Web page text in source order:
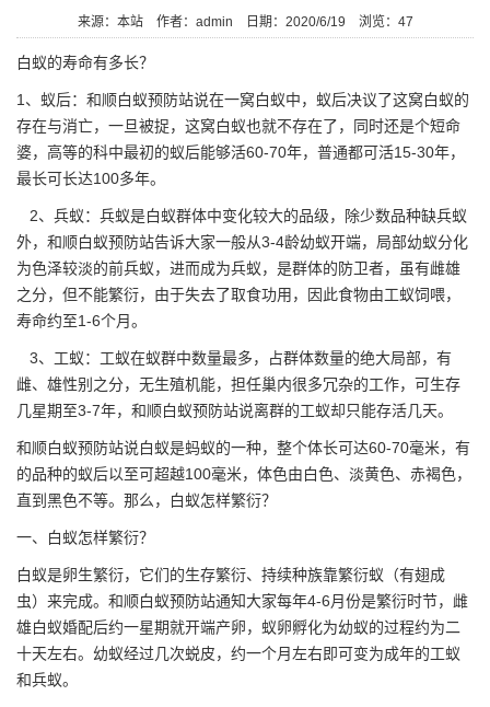
来源：本站 作者：admin 日期：2020/6/19 浏览： 47
白蚁的寿命有多长？
1、蚁后：和顺白蚁预防站说在一窝白蚁中，蚁后决议了这窝白蚁的
存在与消亡，一旦被捉，这窝白蚁也就不存在了，同时还是个短命
婆，高等的科中最初的蚁后能够活60-70年，普通都可活15-30年，
最长可长达100多年。
2、兵蚁：兵蚁是白蚁群体中变化较大的品级，除少数品种缺兵蚁
外，和顺白蚁预防站告诉大家一般从3-4龄幼蚁开端，局部幼蚁分化
为色泽较淡的前兵蚁，进而成为兵蚁，是群体的防卫者，虽有雌雄
之分，但不能繁衍，由于失去了取食功用，因此食物由工蚁饲喂，
寿命约至1-6个月。
3、工蚁：工蚁在蚁群中数量最多，占群体数量的绝大局部，有
雌、雄性别之分，无生殖机能，担任巢内很多冗杂的工作，可生存
几星期至3-7年，和顺白蚁预防站说离群的工蚁却只能存活几天。
和顺白蚁预防站说白蚁是蚂蚁的一种，整个体长可达60-70毫米，有
的品种的蚁后以至可超越100毫米，体色由白色、淡黄色、赤褐色，
直到黑色不等。那么，白蚁怎样繁衍？
一、白蚁怎样繁衍？
白蚁是卵生繁衍，它们的生存繁衍、持续种族靠繁衍蚁（有翅成
虫）来完成。和顺白蚁预防站通知大家每年4-6月份是繁衍时节，雌
雄白蚁婚配后约一星期就开端产卵，蚁卵孵化为幼蚁的过程约为二
十天左右。幼蚁经过几次蜕皮，约一个月左右即可变为成年的工蚁
和兵蚁。